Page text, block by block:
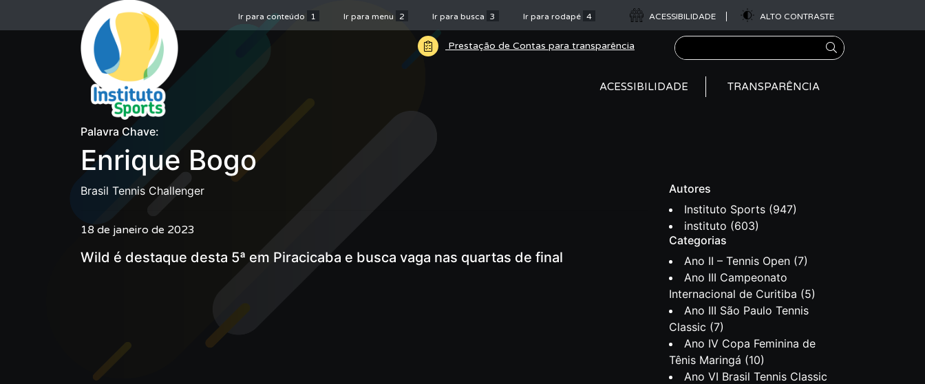
Ir para conteúdo 1 Ir para menu 2 Ir para busca 3 Ir para rodapé 4 ACESSIBILIDADE ALTO CONTRASTE
Prestação de Contas para transparência Pesquisar
ACESSIBILIDADE TRANSPARÊNCIA
Palavra Chave:
Enrique Bogo
Brasil Tennis Challenger
18 de janeiro de 2023
Wild é destaque desta 5ª em Piracicaba e busca vaga nas quartas de final
Autores
Instituto Sports (947)
instituto (603)
Categorias
Ano II – Tennis Open (7)
Ano III Campeonato
Internacional de Curitiba (5)
Ano III São Paulo Tennis
Classic (7)
Ano IV Copa Feminina de
Tênis Maringá (10)
Ano VI Brasil Tennis Classic